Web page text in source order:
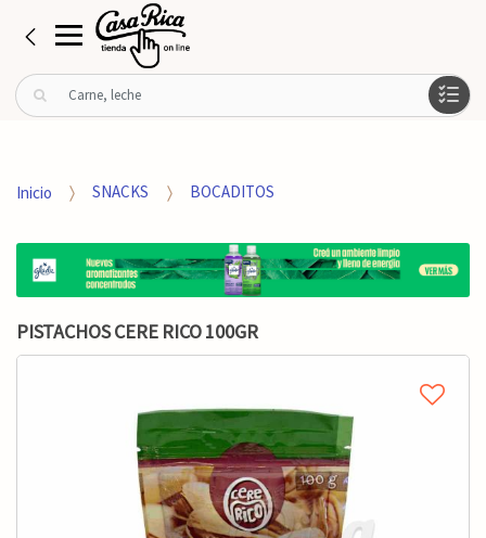
B
u
r
o
Inicio SNACKS BOCADITOS
PISTACHOS CERE RICO 100GR